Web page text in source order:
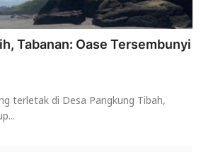
Tabanan: Oase Tersembunyi
terletak di Desa Pangkung Tibah,